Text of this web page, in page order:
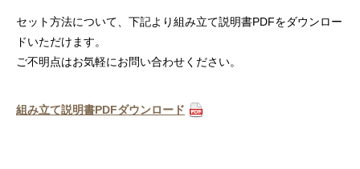
セット方法について、下記より組み立て説明書PDFをダウンロー
ドいただけます。
ご不明点はお気軽にお問い合わせください。
組み立て説明書PDFダウンロード